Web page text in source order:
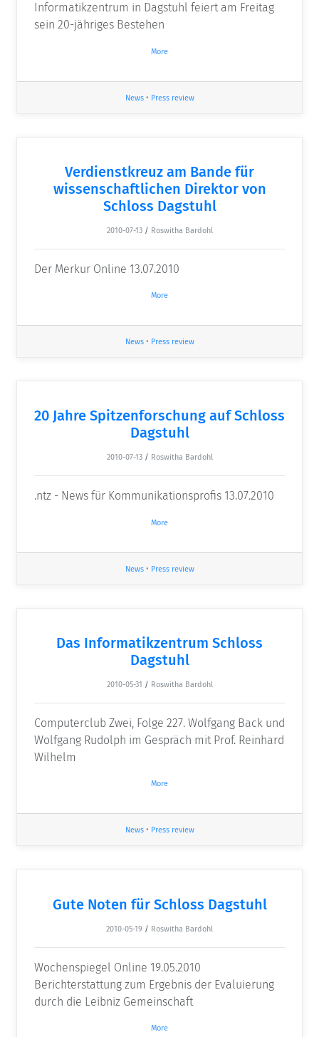
Informatikzentrum in Dagstuhl feiert am Freitag
sein 20-jähriges Bestehen
More
News• Press review
Verdienstkreuz am Bande für
wissenschaftlichen Direktor von
Schloss Dagstuhl
2010-07-13 / Roswitha Bardohl
Der Merkur Online 13.07.2010
More
News• Press review
20 Jahre Spitzenforschung auf Schloss
Dagstuhl
2010-07-13 / Roswitha Bardohl
.ntz - News für Kommunikationsprofis 13.07.2010
More
News• Press review
Das Informatikzentrum Schloss
Dagstuhl
2010-05-31 / Roswitha Bardohl
Computerclub Zwei, Folge 227. Wolfgang Back und
Wolfgang Rudolph im Gespräch mit Prof. Reinhard
Wilhelm
More
News• Press review
Gute Noten für Schloss Dagstuhl
2010-05-19 / Roswitha Bardohl
Wochenspiegel Online 19.05.2010
Berichterstattung zum Ergebnis der Evaluierung
durch die Leibniz Gemeinschaft
More